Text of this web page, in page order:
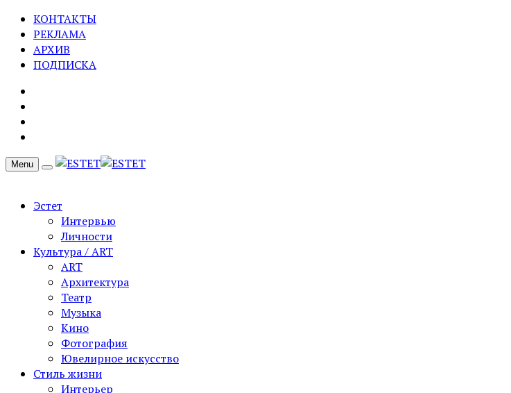
КОНТАКТЫ
РЕКЛАМА
АРХИВ
ПОДПИСКА
Menu
Эстет
Интервью
Личности
Культура / ART
ART
Архитектура
Театр
Музыка
Кино
Фотография
Ювелирное искусство
Стиль жизни
Интерьер